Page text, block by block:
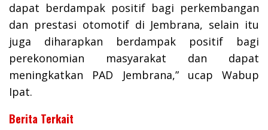
dapat berdampak positif bagi perkembangan
dan prestasi otomotif di Jembrana, selain itu
juga diharapkan berdampak positif bagi
perekonomian masyarakat dan dapat
meningkatkan PAD Jembrana,” ucap Wabup
Ipat.
Berita Terkait